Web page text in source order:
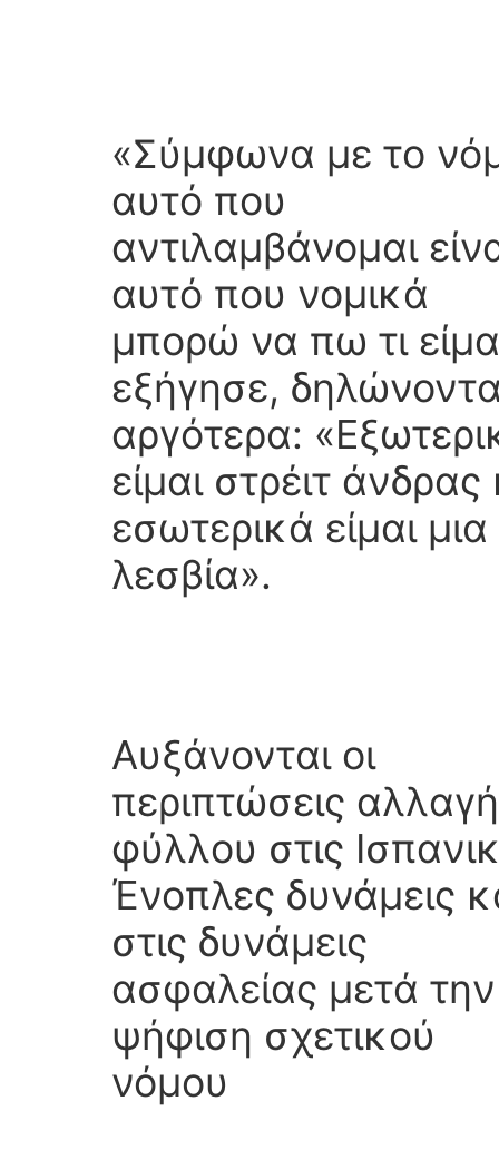
«Σύμφωνα με το
αυτό που
αντιλαμβάνομαι
αυτό που νομικά
μπορώ να πω τι
εξήγησε,
αργότερα:
είμαι στρέιτ άνδρας
εσωτερικά είμαι μια
λεσβία».
Αυξάνονται οι
περιπτώσεις
φύλλου στις
Ένοπλες δυνάμεις
στις δυνάμεις
ασφαλείας μετά την
ψήφιση σχετικού
νόμου